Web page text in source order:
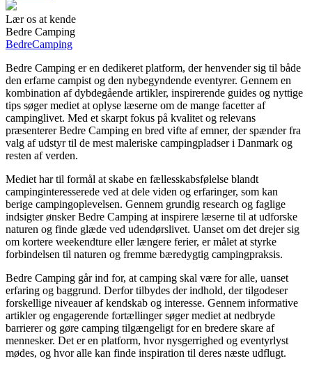
Lær os at kende
Bedre Camping
BedreCamping
Bedre Camping er en dedikeret platform, der henvender sig til både
den erfarne campist og den nybegyndende eventyrer. Gennem en
kombination af dybdegående artikler, inspirerende guides og nyttige
tips søger mediet at oplyse læserne om de mange facetter af
campinglivet. Med et skarpt fokus på kvalitet og relevans
præsenterer Bedre Camping en bred vifte af emner, der spænder fra
valg af udstyr til de mest maleriske campingpladser i Danmark og
resten af verden.
Mediet har til formål at skabe en fællesskabsfølelse blandt
campinginteresserede ved at dele viden og erfaringer, som kan
berige campingoplevelsen. Gennem grundig research og faglige
indsigter ønsker Bedre Camping at inspirere læserne til at udforske
naturen og finde glæde ved udendørslivet. Uanset om det drejer sig
om kortere weekendture eller længere ferier, er målet at styrke
forbindelsen til naturen og fremme bæredygtig campingpraksis.
Bedre Camping går ind for, at camping skal være for alle, uanset
erfaring og baggrund. Derfor tilbydes der indhold, der tilgodeser
forskellige niveauer af kendskab og interesse. Gennem informative
artikler og engagerende fortællinger søger mediet at nedbryde
barrierer og gøre camping tilgængeligt for en bredere skare af
mennesker. Det er en platform, hvor nysgerrighed og eventyrlyst
mødes, og hvor alle kan finde inspiration til deres næste udflugt.